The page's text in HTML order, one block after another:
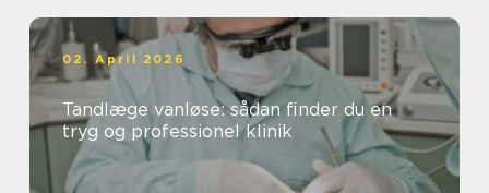
02. April 2026
Tandlæge vanløse: sådan finder du en
tryg og professionel klinik